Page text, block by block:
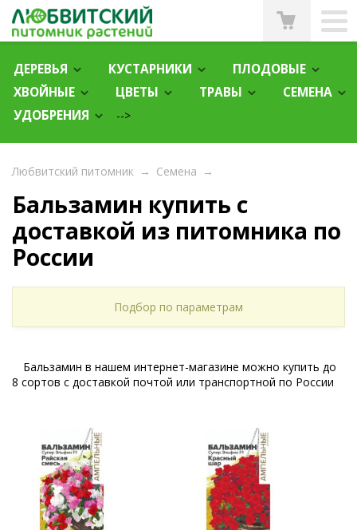
ДЕРЕВЬЯ КУСТАРНИКИ
ПЛОДОВЫЕ
ХВОЙНЫЕ
ЦВЕТЫ ТРАВЫ
СЕМЕНА
УДОБРЕНИЯ
-->
Любвитский питомник → Семена →
Бальзамин купить с
доставкой из питомника по
России
Подбор по параметрам
Бальзамин в нашем интернет-магазине можно купить до
8 сортов с доставкой почтой или транспортной по России